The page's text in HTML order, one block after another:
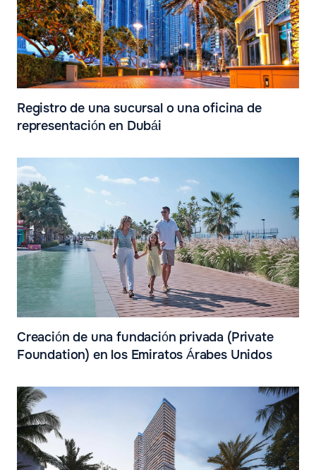
Registro de una sucursal o una oficina de
representación en Dubái
Creación de una fundación privada (Private
Foundation) en los Emiratos Árabes Unidos